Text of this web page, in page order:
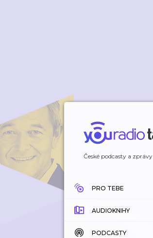
České podcasty a zprávy
PRO TEBE
AUDIOKNIHY
KATALOG
PODCASTY